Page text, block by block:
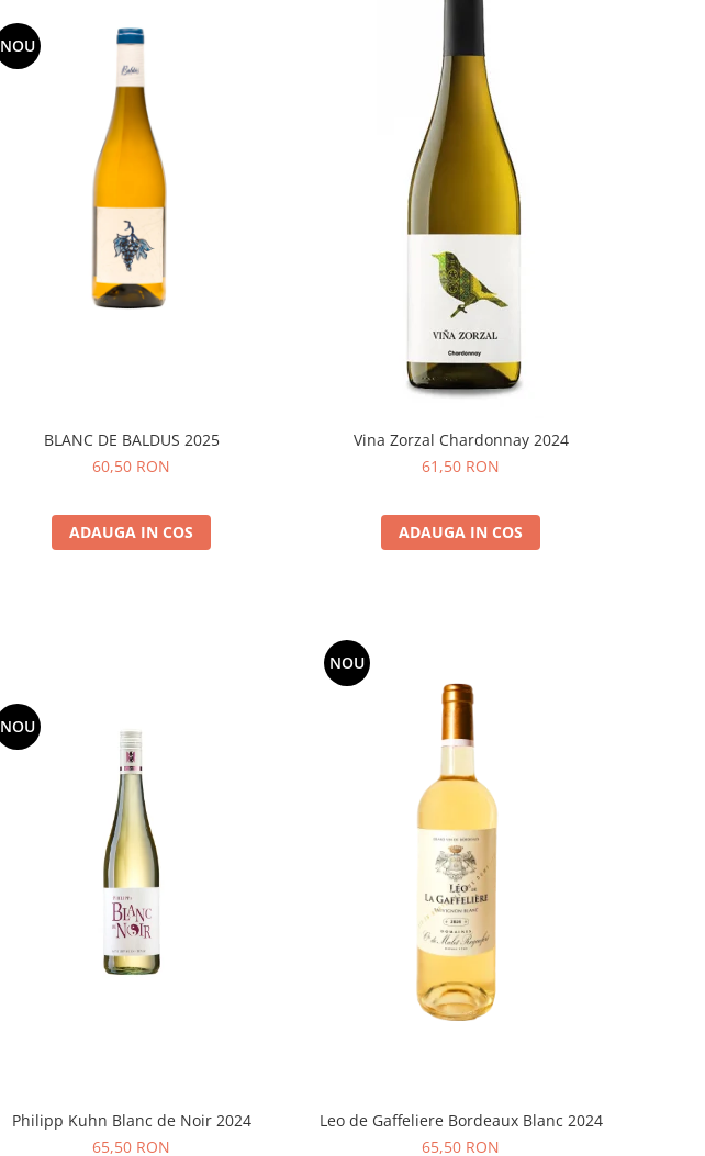
NOU
BLANC DE BALDUS 2025
60,50 RON
ADAUGA IN COS
Vina Zorzal Chardonnay 2024
61,50 RON
ADAUGA IN COS
NOU
Philipp Kuhn Blanc de Noir 2024
65,50 RON
NOU
Leo de Gaffeliere Bordeaux Blanc 2024
65,50 RON